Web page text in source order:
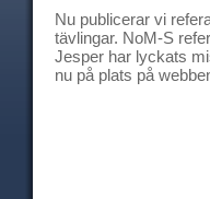
Nu publicerar vi
tävlingar. NoM-S
Jesper har lyckats
nu på plats på